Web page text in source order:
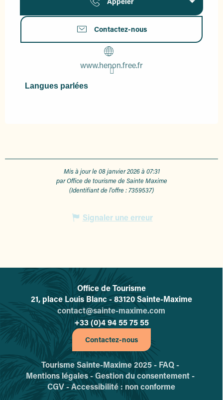
Contactez-nous
www.henon.free.fr
Langues parlées
Langues parlées
Mis à jour le 08 janvier 2026 à 07:31
par Office de tourisme de Sainte Maxime
(Identifiant de l'offre : 7359537)
Signaler une erreur
L'office de tourisme de Sainte-
Office de Tourisme
21, place Louis Blanc - 83120 Sainte-Maxime
contact@sainte-maxime.com
+33 (0)4 94 55 75 55
Contactez-nous
Tourisme Sainte-Maxime 2025 - FAQ -
Mentions légales -Gestion du consentement -
CGV -Accessibilité : non conforme